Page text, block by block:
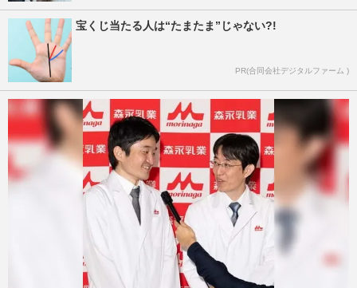
宝くじ当たる人は“たまたま”じゃない?!
PR(合同会社デジタルファーム )